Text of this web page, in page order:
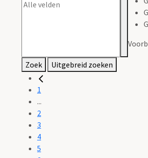
Zoek Uitgebreid zoeken
1
...
2
3
4
5